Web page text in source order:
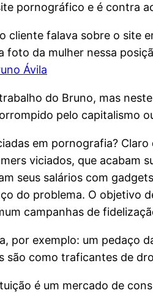
pornográfico e é contra
cliente falava sobre o site
foto da mulher nessa
Ávila
do Bruno, mas
pelo capitalismo
em pornografia?
viciados, que acabam
seus salários com
do problema. O objetivo
campanhas de
por exemplo: um pedaço
são como traficantes de
é um mercado de